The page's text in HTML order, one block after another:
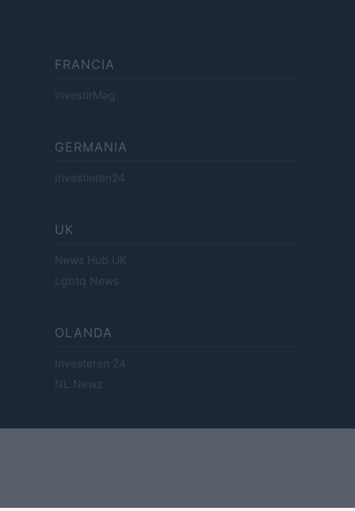
FRANCIA
InvestirMag
GERMANIA
Investieren24
UK
News Hub UK
Lgbtq News
OLANDA
Investeren 24
NL Newz